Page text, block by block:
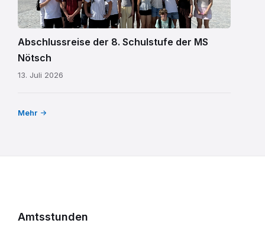
01.png
Abschlussreise der 8. Schulstufe der MS
Nötsch
13. Juli 2026
Mehr
Amtsstunden